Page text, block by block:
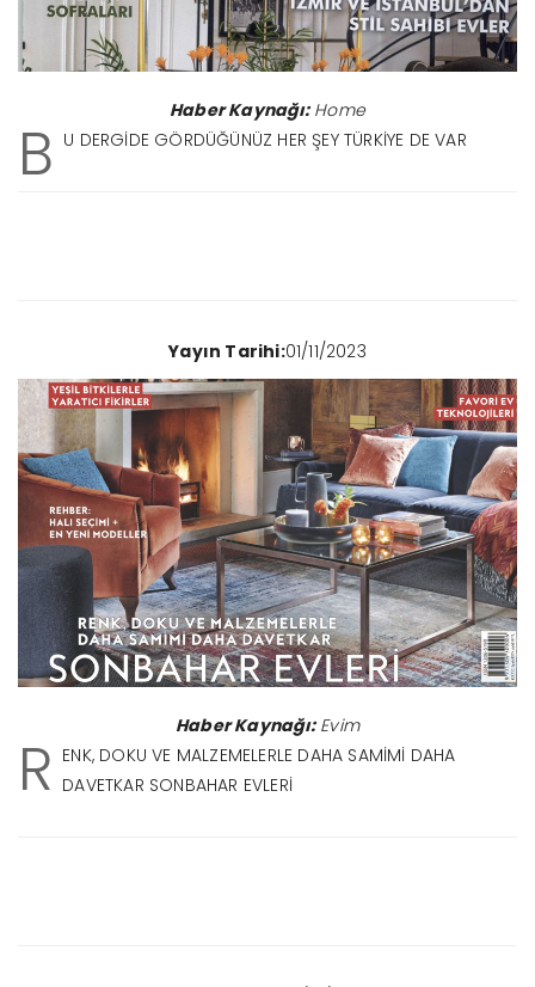
Haber Kaynağı:Home
B U DERGİDE GÖRDÜĞÜNÜZ HER ŞEY TÜRKİYE DE VAR
Yayın Tarihi:01/11/2023
Haber Kaynağı:Evim
R ENK, DOKU VE MALZEMELERLE DAHA SAMİMİ DAHA
DAVETKAR SONBAHAR EVLERİ